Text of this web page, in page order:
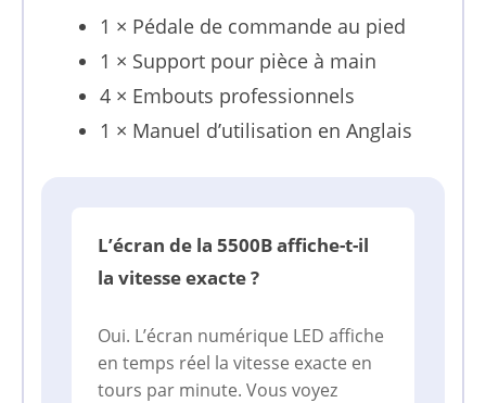
1 × Pédale de commande au pied
1 × Support pour pièce à main
4 × Embouts professionnels
1 × Manuel d’utilisation en Anglais
L’écran de la 5500B affiche-t-il
la vitesse exacte ?
Oui. L’écran numérique LED affiche
en temps réel la vitesse exacte en
tours par minute. Vous voyez